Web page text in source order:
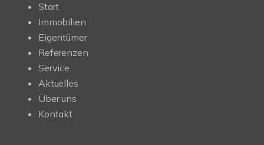
Start
Immobilien
Eigentümer
Referenzen
Service
Aktuelles
Über uns
Kontakt